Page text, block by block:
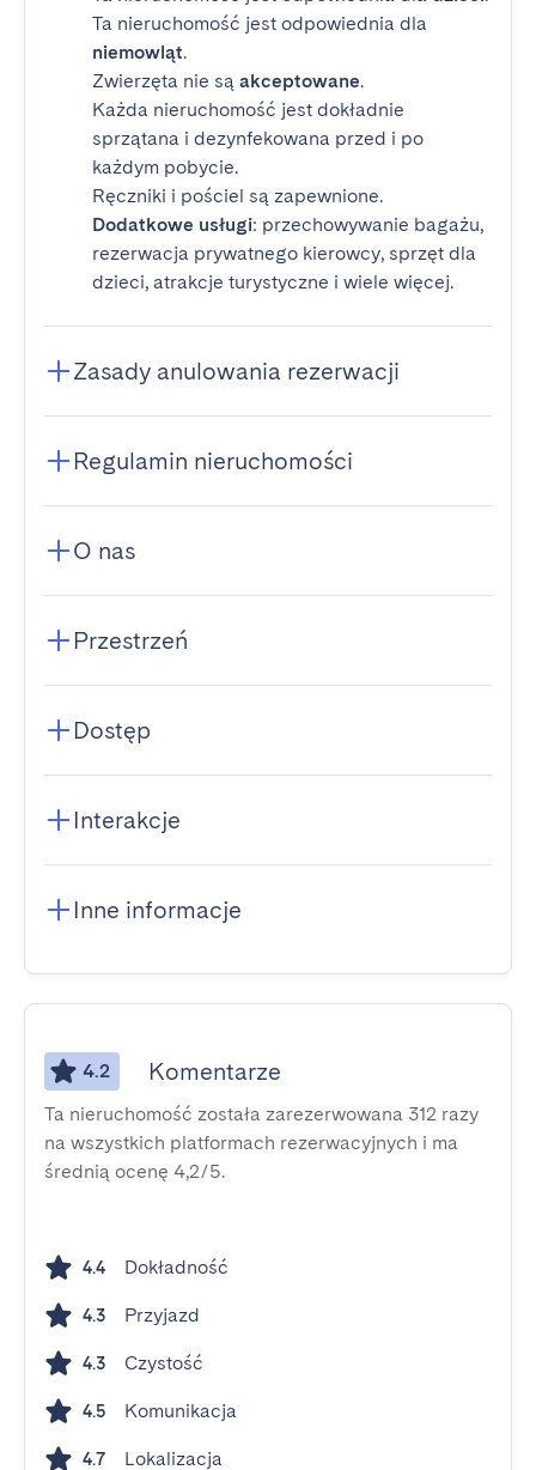
Ta nieruchomość jest odpowiednia dla
niemowląt.
Zwierzęta nie są akceptowane.
Każda nieruchomość jest dokładnie
sprzątana i dezynfekowana przed i po
każdym pobycie.
Ręczniki i pościel są zapewnione.
Dodatkowe usługi: przechowywanie bagażu,
rezerwacja prywatnego kierowcy, sprzęt dla
dzieci, atrakcje turystyczne i wiele więcej.
Zasady anulowania rezerwacji
Regulamin nieruchomości
O nas
Przestrzeń
Dostęp
Interakcje
Inne informacje
4.2 Komentarze
Ta nieruchomość została zarezerwowana 312 razy
na wszystkich platformach rezerwacyjnych i ma
średnią ocenę 4,2/5.
4.4 Dokładność
4.3 Przyjazd
4.3 Czystość
4.5 Komunikacja
4.7 Lokalizacja